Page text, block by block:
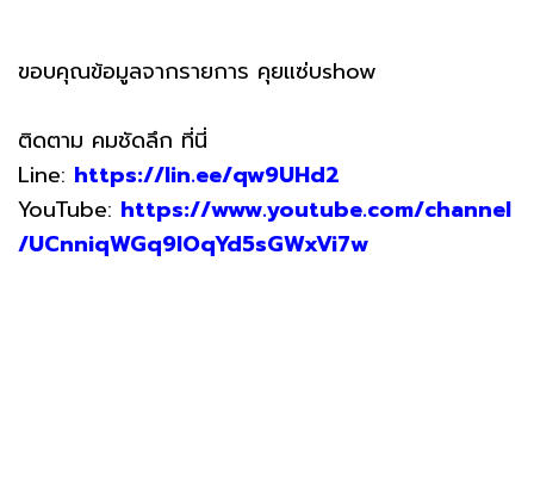
ขอบคุณข้อมูลจากรายการ คุยแซ่บshow
ติดตาม คมชัดลึก ที่นี่
Line: https://lin.ee/qw9UHd2
YouTube: https://www.youtube.com/channel
/UCnniqWGq9lOqYd5sGWxVi7w